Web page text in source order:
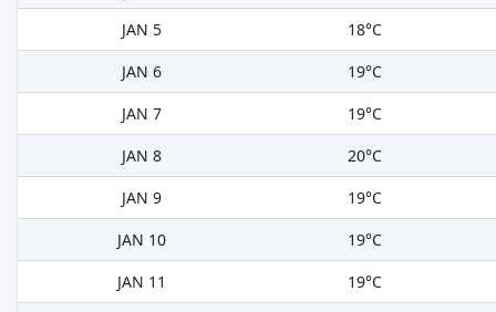
JAN 5
18°C
JAN 6
19°C
JAN 7
19°C
JAN 8
20°C
JAN 9
19°C
JAN 10
19°C
JAN 11
19°C